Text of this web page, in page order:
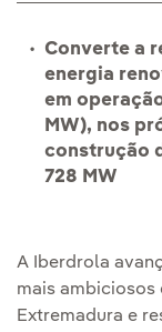
Converte a
energia
em
MW), nos
construção
728 MW
A Iberdrola
mais ambiciosos
Extremadura e